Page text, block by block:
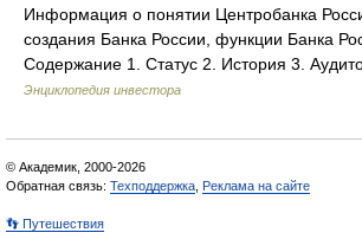
Информация о понятии Центробанка
создания Банка России, функции Банка
Содержание 1. Статус 2. История 3.
Энциклопедия инвестора
© Академик, 2000-2026
Обратная связь: Техподдержка Реклама на сайте
👣 Путешествия